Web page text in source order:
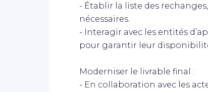
- Établir la liste des
nécessaires.
- Interagir avec les entités
pour garantir leur
Moderniser le livrable final :
- En collaboration avec les